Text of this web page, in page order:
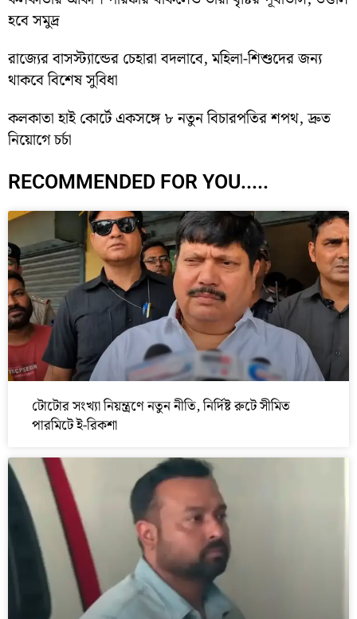
হবে সমুদ্র
রাজ্যের বাসস্ট্যান্ডের চেহারা বদলাবে, মহিলা-শিশুদের জন্য
থাকবে বিশেষ সুবিধা
কলকাতা হাই কোর্টে একসঙ্গে ৮ নতুন বিচারপতির শপথ, দ্রুত
নিয়োগে চর্চা
RECOMMENDED FOR YOU.....
টোটোর সংখ্যা নিয়ন্ত্রণে নতুন নীতি, নির্দিষ্ট রুটে সীমিত
পারমিটে ই-রিকশা